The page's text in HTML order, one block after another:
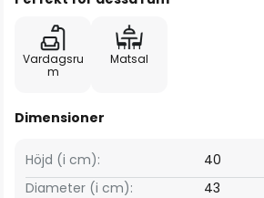
Vardagsru
m
Matsal
Dimensioner
Höjd (i cm):
40
Diameter (i cm):
43